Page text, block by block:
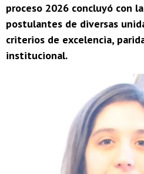
proceso 2026 concluyó con
postulantes de diversas
criterios de excelencia,
institucional.